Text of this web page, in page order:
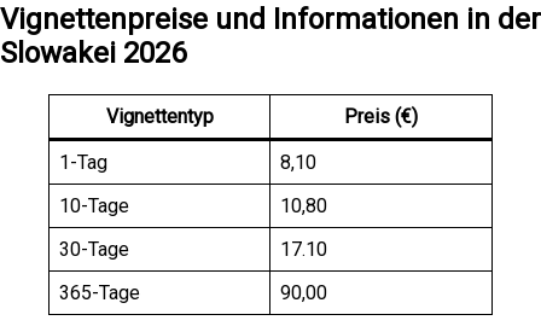
Vignettenpreise und Informationen in der
Slowakei 2026
Vignettentyp
Preis (€)
1-Tag
8,10
10-Tage
10,80
30-Tage
17.10
365-Tage
90,00